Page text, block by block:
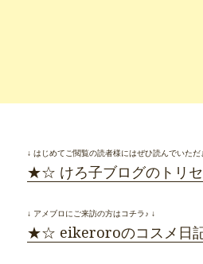
↓ はじめてご閲覧の読者様にはぜひ読んでいただ
★☆ けろ子ブログのトリ
↓ アメブロにご来訪の方はコチラ♪ ↓
★☆ eikeroroのコスメ日